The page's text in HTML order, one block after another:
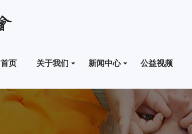
首页 关于我们 新闻中心 公益视频